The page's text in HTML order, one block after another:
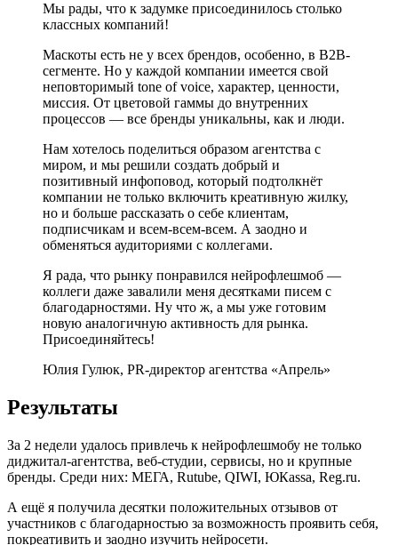
Мы рады, что к задумке присоединилось столько
классных компаний!
Маскоты есть не у всех брендов, особенно, в B2B-
сегменте. Но у каждой компании имеется свой
неповторимый tone of voice, характер, ценности,
миссия. От цветовой гаммы до внутренних
процессов — все бренды уникальны, как и люди.
Нам хотелось поделиться образом агентства с
миром, и мы решили создать добрый и
позитивный инфоповод, который подтолкнёт
компании не только включить креативную жилку,
но и больше рассказать о себе клиентам,
подписчикам и всем-всем-всем. А заодно и
обменяться аудиториями с коллегами.
Я рада, что рынку понравился нейрофлешмоб —
коллеги даже завалили меня десятками писем с
благодарностями. Ну что ж, а мы уже готовим
новую аналогичную активность для рынка.
Присоединяйтесь!
Юлия Гулюк, PR-директор агентства «Апрель»
Результаты
За 2 недели удалось привлечь к нейрофлешмобу не только
диджитал-агентства, веб-студии, сервисы, но и крупные
бренды. Среди них: МЕГА, Rutube, QIWI, ЮКassa, Reg.ru.
А ещё я получила десятки положительных отзывов от
участников с благодарностью за возможность проявить себя,
покреативить и заодно изучить нейросети.